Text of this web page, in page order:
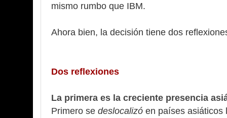
mismo rumbo que IBM.
Ahora bien, la decisión tiene dos
Dos reflexiones
La primera es la creciente presencia
Primero se deslocalizó en países asiáticos